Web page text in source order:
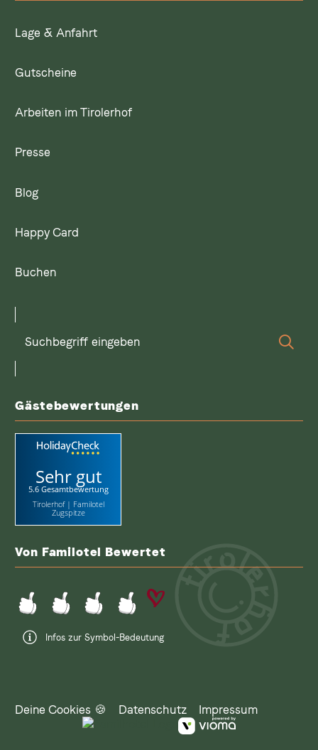
Lage & Anfahrt
Gutscheine
Arbeiten im Tirolerhof
Presse
Blog
Happy Card
Buchen
Suchbegriff
Gästebewertungen
Sehr gut
5.6 Gesamtbewertung
Tirolerhof | Familotel
Zugspitze
Von Familotel Bewertet
Infos zur Symbol-Bedeutung
Deine Cookies 🍪 Datenschutz Impressum